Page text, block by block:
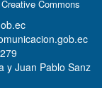
Creative Commons
y Juan Pablo Sanz